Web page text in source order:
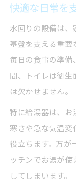
快適な日常を
水回りの設備は、
基盤を支える重要
毎日の食事の準
間、トイレは衛生
は欠かせません。
特に給湯器は、お
寒さや急な気温変
役立ちます。万が
ッチンでお湯が
してしまいます。